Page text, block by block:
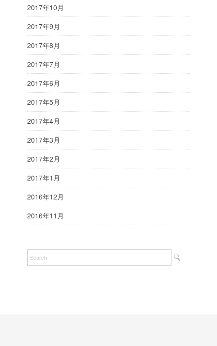
2017年10月
2017年9月
2017年8月
2017年7月
2017年6月
2017年5月
2017年4月
2017年3月
2017年2月
2017年1月
2016年12月
2016年11月